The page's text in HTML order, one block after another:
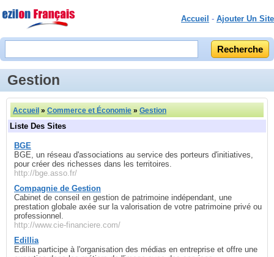
Accueil - Ajouter Un Site
Gestion
Accueil » Commerce et Économie » Gestion
Liste Des Sites
BGE
BGE, un réseau d'associations au service des porteurs d'initiatives,
pour créer des richesses dans les territoires.
http://bge.asso.fr/
Compagnie de Gestion
Cabinet de conseil en gestion de patrimoine indépendant, une
prestation globale axée sur la valorisation de votre patrimoine privé ou
professionnel.
http://www.cie-financiere.com/
Edillia
Edillia participe à l'organisation des médias en entreprise et offre une